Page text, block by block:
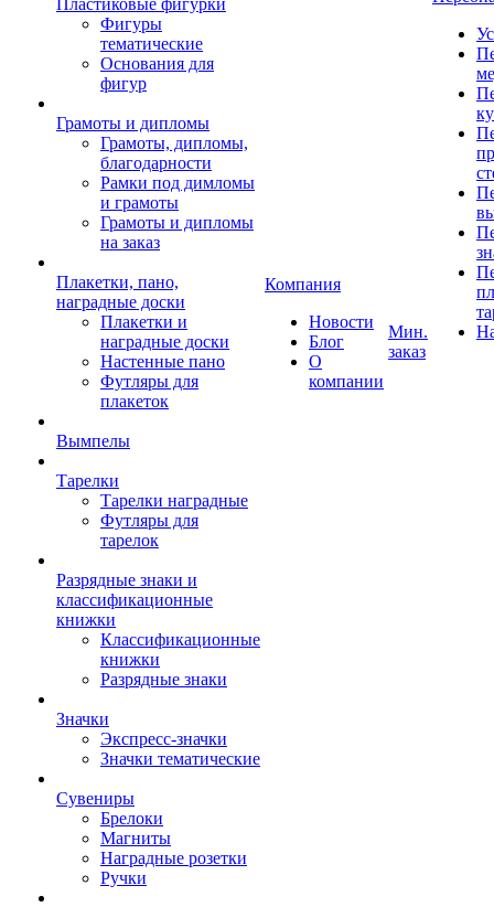
Пластиковые фигурки
Фигуры
тематические
Основания для
фигур
Грамоты и дипломы
Грамоты, дипломы,
благодарности
Рамки под димломы
и грамоты
Грамоты и дипломы
на заказ
Плакетки, пано,
наградные доски
Плакетки и
наградные доски
Настенные пано
Футляры для
плакеток
Вымпелы
Тарелки
Тарелки наградные
Футляры для
тарелок
Разрядные знаки и
классификационные
книжки
Классификационные
книжки
Разрядные знаки
Значки
Экспресс-значки
Значки тематические
Сувениры
Брелоки
Магниты
Наградные розетки
Ручки
Компания
Новости
Блог
О
компании
Мин.
заказ